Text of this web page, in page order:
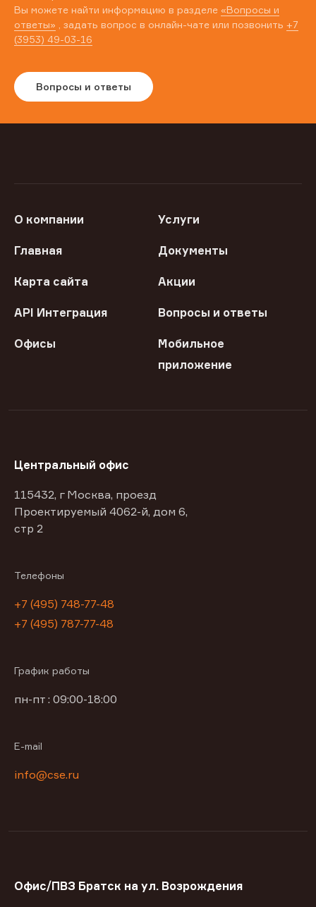
Вы можете найти информацию в разделе «Вопросы и
ответы» , задать вопрос в онлайн-чате или позвонить +7
(3953) 49-03-16
Вопросы и ответы
О компании Услуги
Главная Документы
Карта сайта Акции
API Интеграция Вопросы и ответы
Офисы
Мобильное
приложение
Центральный офис
115432, г Москва, проезд
Проектируемый 4062-й, дом 6,
стр 2
Телефоны
+7 (495) 748-77-48
+7 (495) 787-77-48
График работы
пн-пт : 09:00-18:00
E-mail
info@cse.ru
Офис/ПВЗ Братск на ул. Возрождения